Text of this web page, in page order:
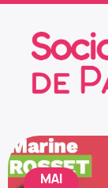
MAI